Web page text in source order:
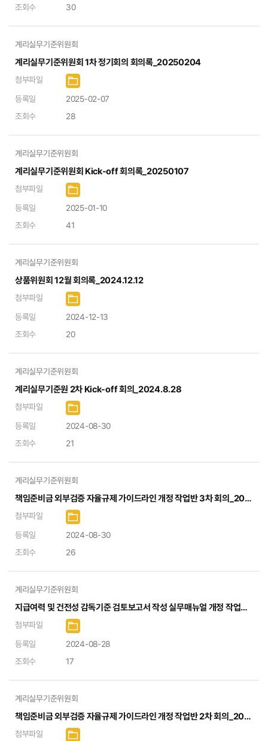
조회수 30
계리실무기준위원회
계리실무기준위원회 1차 정기회의 회의록_20250204
첨부파일
등록일
2025-02-07
조회수
28
계리실무기준위원회
계리실무기준위원회 Kick-off 회의록_20250107
첨부파일
등록일
2025-01-10
조회수
41
계리실무기준위원회
상품위원회 12월 회의록_2024.12.12
첨부파일
등록일
2024-12-13
조회수
20
계리실무기준위원회
계리실무기준원 2차 Kick-off 회의_2024.8.28
첨부파일
등록일
2024-08-30
조회수
21
계리실무기준위원회
책임준비금 외부검증 자율규제 가이드라인 개정 작업반 3차 회의_2024.08.29
첨부파일
등록일
2024-08-30
조회수
26
계리실무기준위원회
지급여력 및 건전성 감독기준 검토보고서 작성 실무매뉴얼 개정 작업반 회의록
첨부파일
등록일
2024-08-28
조회수
17
계리실무기준위원회
책임준비금 외부검증 자율규제 가이드라인 개정 작업반 2차 회의_2024.08.22
첨부파일